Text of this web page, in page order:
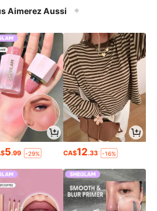
Aimerez Aussi
5.99 -29% CA$12.33 -16%